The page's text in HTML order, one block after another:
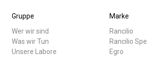
Gruppe
Wer wir sind
Was wir Tun
Unsere Labore
Marke
Rancilio
Rancilio
Egro
Herunterladen
Mehr
Datenschutzerklärung